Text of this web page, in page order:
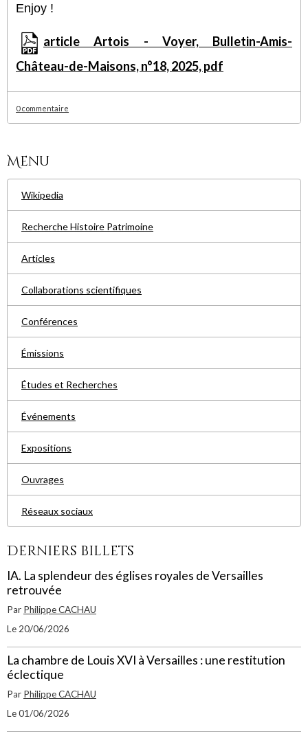
Enjoy !
article Artois - Voyer, Bulletin-Amis-
Château-de-Maisons, n°18, 2025, pdf
0 commentaire
Menu
Wikipedia
Recherche Histoire Patrimoine
Articles
Collaborations scientifiques
Conférences
Émissions
Études et Recherches
Événements
Expositions
Ouvrages
Réseaux sociaux
Derniers billets
IA. La splendeur des églises royales de Versailles
retrouvée
Par Philippe CACHAU
Le 20/06/2026
La chambre de Louis XVI à Versailles : une restitution
éclectique
Par Philippe CACHAU
Le 01/06/2026